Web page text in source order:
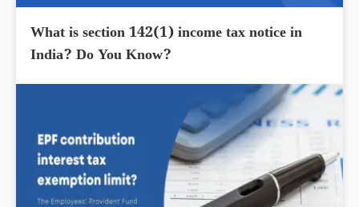
What is section 142(1) income tax notice in
India? Do You Know?